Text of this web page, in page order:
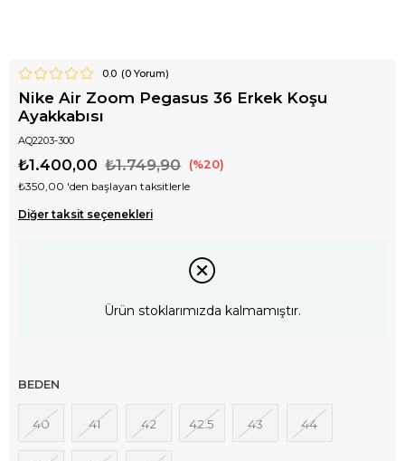
0.0 (0Yorum)
Nike Air Zoom Pegasus 36 Erkek Koşu
Ayakkabısı
AQ2203-300
₺1.749,90
₺1.400,00 20
₺350,00 'den başlayan taksitlerle
Diğer taksit seçenekleri
Ürün stoklarımızda kalmamıştır.
BEDEN
40 41 42 42.5 43 44